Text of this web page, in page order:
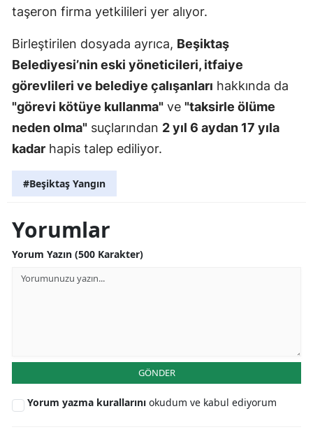
taşeron firma yetkilileri yer alıyor.
Birleştirilen dosyada ayrıca, Beşiktaş
Belediyesi’nin eski yöneticileri, itfaiye
görevlileri ve belediye çalışanları hakkında da
"görevi kötüye kullanma" ve "taksirle ölüme
neden olma" suçlarından 2 yıl 6 aydan 17 yıla
kadar hapis talep ediliyor.
#Beşiktaş Yangın
Yorumlar
Yorum Yazın (500 Karakter)
GÖNDER
Yorum yazma kurallarını okudum ve kabul ediyorum